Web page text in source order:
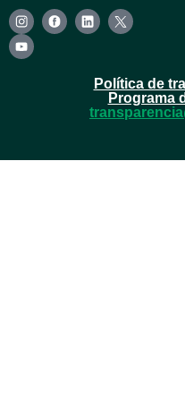
Política de
Programa